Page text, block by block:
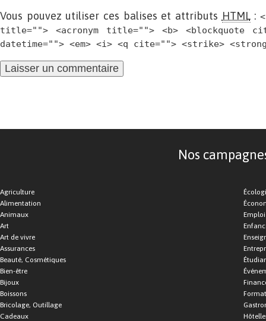
Vous pouvez utiliser ces balises et attributs HTML:
title=""> <acronym title=""> <b> <blockquote
datetime=""> <em> <i> <q cite=""> <strike>
Nos
Agriculture
Alimentation
Animaux
Art
Art de vivre
Assurances
Beauté, Cosmétiques
Bien-être
Bijoux
Boissons
Bricolage, Outillage
Cadeaux
Emploi